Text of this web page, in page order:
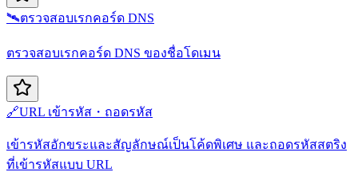
🛰️ตรวจสอบเรกคอร์ด DNS
ตรวจสอบเรกคอร์ด DNS ของชื่อโดเมน
🔗URL เข้ารหัส・ถอดรหัส
เข้ารหัสอักขระและสัญลักษณ์เป็นโค้ดพิเศษ และถอดรหัสสตริง
ที่เข้ารหัสแบบ URL